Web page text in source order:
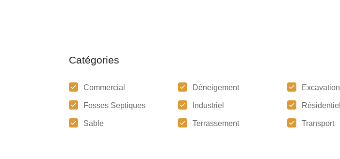
Catégories
Commercial Déneigement Excavation
Fosses Septiques Industriel Résidentiel
Sable Terrassement Transport